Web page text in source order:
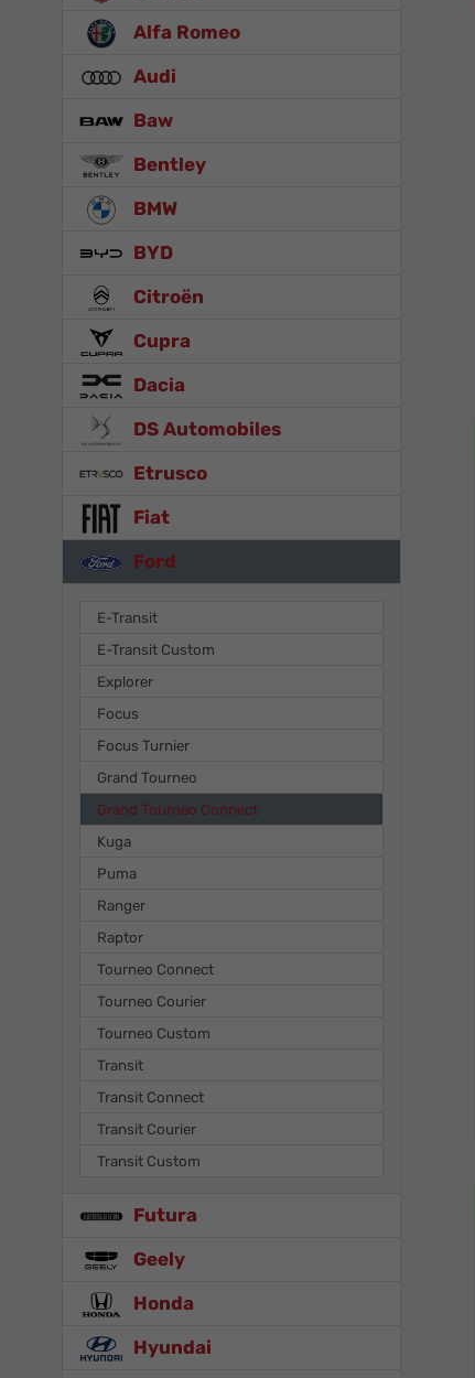
Alfa Romeo
Audi
Baw
Bentley
BMW
BYD
Citroën
Cupra
Dacia
DS Automobiles
Etrusco
Fiat
Ford
E-Transit
E-Transit Custom
Explorer
Focus
Focus Turnier
Grand Tourneo
Grand Tourneo Connect
Kuga
Puma
Ranger
Raptor
Tourneo Connect
Tourneo Courier
Tourneo Custom
Transit
Transit Connect
Transit Courier
Transit Custom
Futura
Geely
Honda
Hyundai